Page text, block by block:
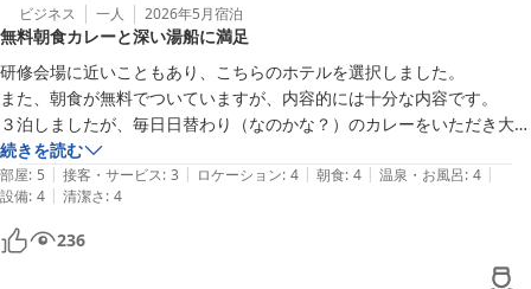
ビスの向上に努めて参りますので、またお近くにお越しの機会がご
ざいましたらホテルシーラックパル高崎をよろしくお願い致しま
す。
またのお越しをお待ち致しております。
ホテル シーラックパル高崎
2026-06-24
ビジネス 一人 2026年5月宿泊
無料朝食カレーと深い湯船に満足
研修会場に近いこともあり、こちらのホテルを選択しました。
また、朝食が無料でついていますが、内容的には十分な内容です。
３泊しましたが、毎日日替わり（なのかな？）のカレーをいただき大満
足です。
また、湯船がしっかり深いタイプの浴槽のため、お部屋のお風呂しかな
くても満足です。
残念な点は、宿泊代金が変わらない＆安価なためか、毎日の客層で印象
続きを読む
部屋: 5 | 接客・サービス: 3 | ロケーション: 4 | 朝食: 4 | 温泉・お風呂: 4 |
設備: 4 | 清潔さ: 4
236